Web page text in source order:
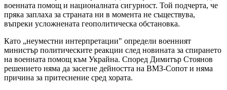
военната помощ и националната сигурност. Той подчерта, че
пряка заплаха за страната ни в момента не съществува,
въпреки усложнената геополитическа обстановка.
Като „неуместни интерпретации" определи военният
министър политическите реакции след новината за спирането
на военната помощ към Украйна. Според Димитър Стоянов
решението няма да засегне дейността на ВМЗ-Сопот и няма
причина за притеснение сред хората.